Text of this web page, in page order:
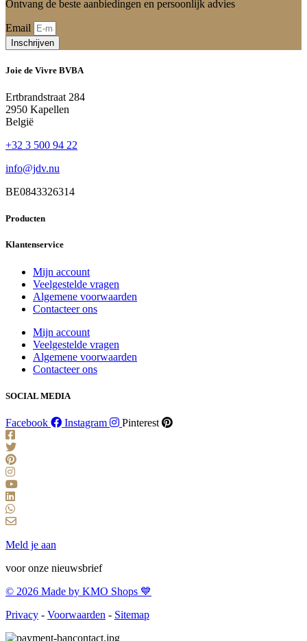
Ontvang de beste aanbiedingen en persoonlijk advies
Email
Inschrijven
Joie de Vivre BVBA
Ertbrandstraat 284
2950 Kapellen
België
+32 3 500 94 22
info@jdv.nu
BE0843326314
Producten
Klantenservice
Mijn account
Veelgestelde vragen
Algemene voorwaarden
Contacteer ons
Mijn account
Veelgestelde vragen
Algemene voorwaarden
Contacteer ons
SOCIAL MEDIA
Facebook Instagram Pinterest
Meld je aan
voor onze nieuwsbrief
© 2026 Made by KMO Shops 💙
Privacy - Voorwaarden - Sitemap